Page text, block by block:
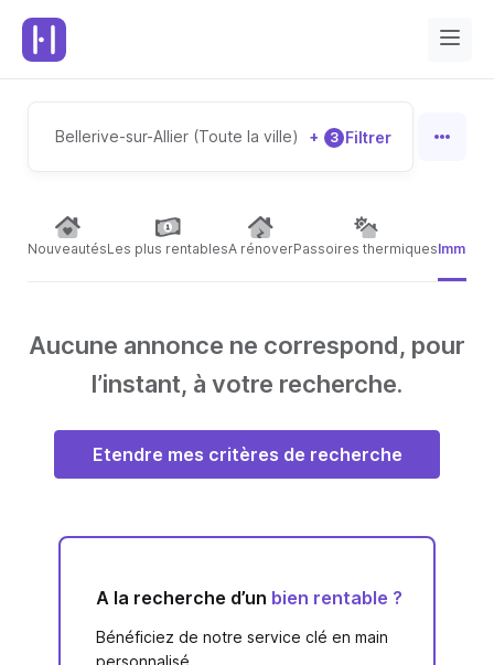
Bellerive-sur-Allier (Toute la ville) + 3 Filtrer
NouveautésLes plus rentablesA rénoverPassoires thermiques
Aucune annonce ne correspond, pour
l’instant, à votre recherche.
Etendre mes critères de recherche
A la recherche d’un bien rentable ?
Bénéficiez de notre service clé en main
personnalisé.